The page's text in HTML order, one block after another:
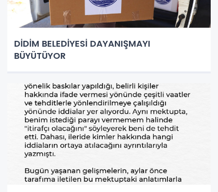
DİDİM BELEDİYESİ DAYANIŞMAYI
BÜYÜTÜYOR